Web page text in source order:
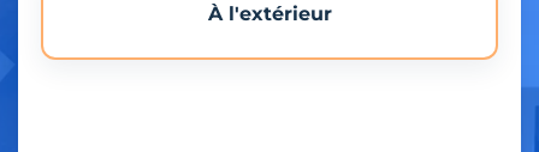
À l'extérieur